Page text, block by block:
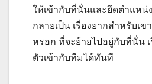
ให้เข้ากับที่นั่นและยึดตำแหน่
กลายเป็น เรื่องยากสำหรับเ
หรอก ที่จะย้ายไปอยู่กับที่นั่น
ตัวเข้ากับทีมได้ทันที